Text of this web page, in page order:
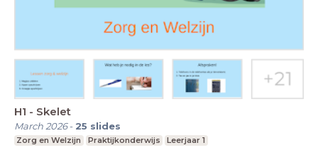
H1 - Skelet
March 2026- 25 slides
Zorg en Welzijn Praktijkonderwijs Leerjaar 1